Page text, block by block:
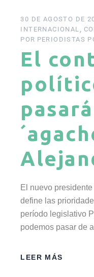
30 DE AGOSTO DE
INTERNACIONAL
POR PERIODISTAS
El
El nuevo
define las
período legislativo
podemos pasar de
LEER MÁS